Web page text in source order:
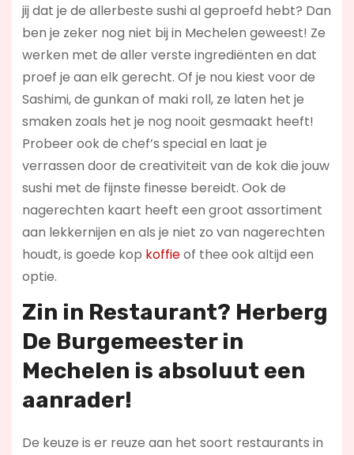
jij dat je de allerbeste sushi al geproefd hebt? Dan
ben je zeker nog niet bij in Mechelen geweest! Ze
werken met de aller verste ingrediënten en dat
proef je aan elk gerecht. Of je nou kiest voor de
Sashimi, de gunkan of maki roll, ze laten het je
smaken zoals het je nog nooit gesmaakt heeft!
Probeer ook de chef’s special en laat je
verrassen door de creativiteit van de kok die jouw
sushi met de fijnste finesse bereidt. Ook de
nagerechten kaart heeft een groot assortiment
aan lekkernijen en als je niet zo van nagerechten
houdt, is goede kop koffieof thee ook altijd een
optie.
Zin in Restaurant? Herberg
De Burgemeester in
Mechelen is absoluut een
aanrader!
De keuze is er reuze aan het soort restaurants in